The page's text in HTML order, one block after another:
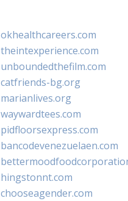
okhealthcareers.com
theintexperience.com
unboundedthefilm.com
catfriends-bg.org
marianlives.org
waywardtees.com
pidfloorsexpress.com
bancodevenezuelaen.com
hingstonnt.com
chooseagender.com